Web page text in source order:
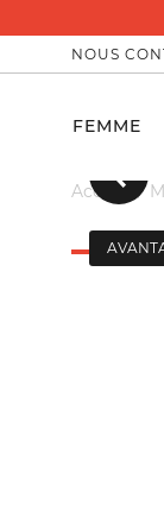
NOUS
FEMME
AccueilPrécedent